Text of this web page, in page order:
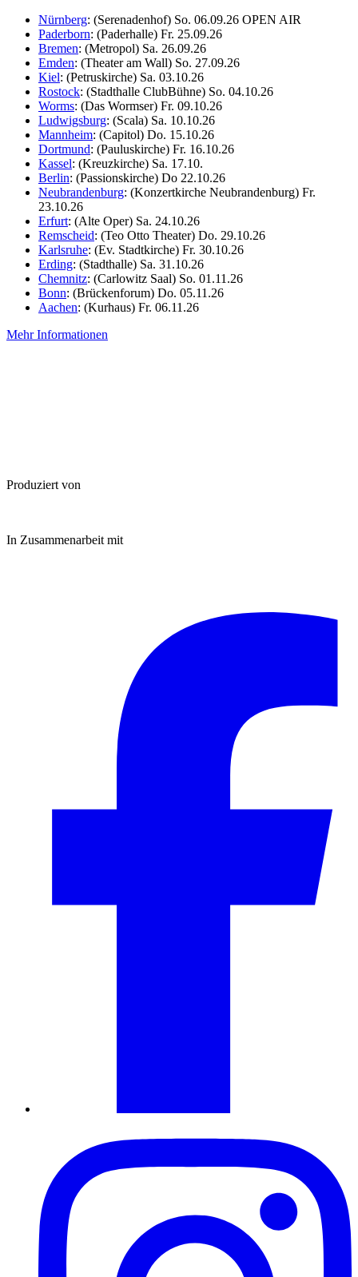
Nürnberg: (Serenadenhof) So. 06.09.26 OPEN AIR
Paderborn: (Paderhalle) Fr. 25.09.26
Bremen: (Metropol) Sa. 26.09.26
Emden: (Theater am Wall) So. 27.09.26
Kiel: (Petruskirche) Sa. 03.10.26
Rostock: (Stadthalle ClubBühne) So. 04.10.26
Worms: (Das Wormser) Fr. 09.10.26
Ludwigsburg: (Scala) Sa. 10.10.26
Mannheim: (Capitol) Do. 15.10.26
Dortmund: (Pauluskirche) Fr. 16.10.26
Kassel: (Kreuzkirche) Sa. 17.10.
Berlin: (Passionskirche) Do 22.10.26
Neubrandenburg: (Konzertkirche Neubrandenburg) Fr.
23.10.26
Erfurt: (Alte Oper) Sa. 24.10.26
Remscheid: (Teo Otto Theater) Do. 29.10.26
Karlsruhe: (Ev. Stadtkirche) Fr. 30.10.26
Erding: (Stadthalle) Sa. 31.10.26
Chemnitz: (Carlowitz Saal) So. 01.11.26
Bonn: (Brückenforum) Do. 05.11.26
Aachen: (Kurhaus) Fr. 06.11.26
Mehr Informationen
Produziert von
In Zusammenarbeit mit